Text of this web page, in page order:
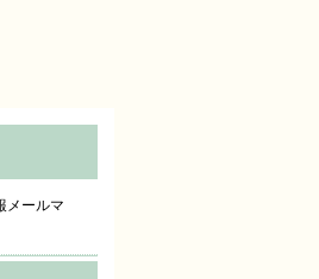
メールマ